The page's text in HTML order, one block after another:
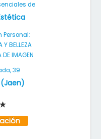
de
Personal:
Y BELLEZA
DE IMAGEN
39
(Jaen)